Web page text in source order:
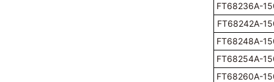
FT68236A-
FT68242A-
FT68248A-
FT68254A-
FT68260A-